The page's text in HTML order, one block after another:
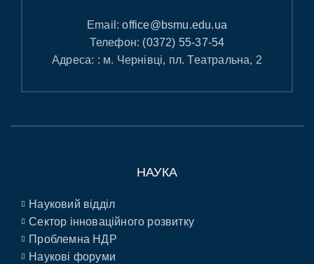
Email:office@bsmu.edu.ua
Телефон: (0372) 55-37-54
Адреса: : м. Чернівці, пл. Театральна, 2
НАУКА
Науковий відділ
Сектор інноваційного розвитку
Проблемна НДР
Наукові форуми